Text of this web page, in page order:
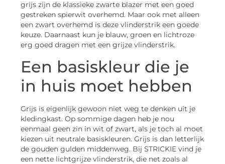
grijs zijn de klassieke zwarte blazer met een goed
gestreken spierwit overhemd. Maar ook met alleen
een zwart overhemd is deze vlinderstrik een goede
keuze. Daarnaast kun je blauw, groen en lichtroze
erg goed dragen met een grijze vlinderstrik.
Een basiskleur die je
in huis moet hebben
Grijs is eigenlijk gewoon niet weg te denken uit je
kledingkast. Op sommige dagen heb je nou
eenmaal geen zin in wit of zwart, als je toch al moet
kiezen uit neutrale basiskleuren. Grijs is dan letterlijk
de gouden gulden middenweg. Bij STRICKIE vind je
een nette lichtgrijze vlinderstrik, die net zoals al